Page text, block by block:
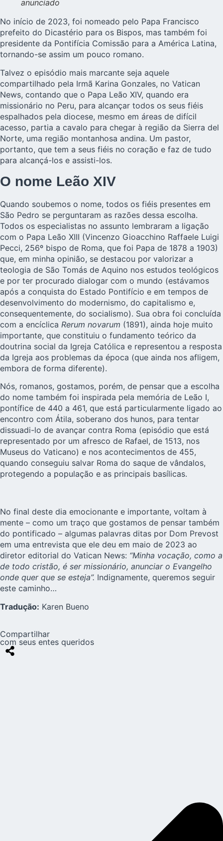
anunciado
No início de 2023, foi nomeado pelo Papa Francisco
prefeito do Dicastério para os Bispos, mas também foi
presidente da Pontifícia Comissão para a América Latina,
tornando-se assim um pouco romano.
Talvez o episódio mais marcante seja aquele
compartilhado pela Irmã Karina Gonzales, no Vatican
News, contando que o Papa Leão XIV, quando era
missionário no Peru, para alcançar todos os seus fiéis
espalhados pela diocese, mesmo em áreas de difícil
acesso, partia a cavalo para chegar à região da Sierra del
Norte, uma região montanhosa andina. Um pastor,
portanto, que tem a seus fiéis no coração e faz de tudo
para alcançá-los e assisti-los.
O nome Leão XIV
Quando soubemos o nome, todos os fiéis presentes em
São Pedro se perguntaram as razões dessa escolha.
Todos os especialistas no assunto lembraram a ligação
com o Papa Leão XIII (Vincenzo Gioacchino Raffaele Luigi
Pecci, 256º bispo de Roma, que foi Papa de 1878 a 1903)
que, em minha opinião, se destacou por valorizar a
teologia de São Tomás de Aquino nos estudos teológicos
e por ter procurado dialogar com o mundo (estávamos
após a conquista do Estado Pontifício e em tempos de
desenvolvimento do modernismo, do capitalismo e,
consequentemente, do socialismo). Sua obra foi concluída
com a encíclica Rerum novarum (1891), ainda hoje muito
importante, que constituiu o fundamento teórico da
doutrina social da Igreja Católica e representou a resposta
da Igreja aos problemas da época (que ainda nos afligem,
embora de forma diferente).
Nós, romanos, gostamos, porém, de pensar que a escolha
do nome também foi inspirada pela memória de Leão I,
pontífice de 440 a 461, que está particularmente ligado ao
encontro com Átila, soberano dos hunos, para tentar
dissuadi-lo de avançar contra Roma (episódio que está
representado por um afresco de Rafael, de 1513, nos
Museus do Vaticano) e nos acontecimentos de 455,
quando conseguiu salvar Roma do saque de vândalos,
protegendo a população e as principais basílicas.
No final deste dia emocionante e importante, voltam à
mente – como um traço que gostamos de pensar também
do pontificado – algumas palavras ditas por Dom Prevost
em uma entrevista que ele deu em maio de 2023 ao
diretor editorial do Vatican News: “Minha vocação, como a
de todo cristão, é ser missionário, anunciar o Evangelho
onde quer que se esteja”. Indignamente, queremos seguir
este caminho…
Tradução: Karen Bueno
Compartilhar
com seus entes queridos